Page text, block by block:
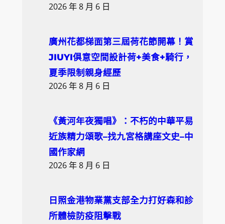
2026 年 8 月 6 日
廣州花都梯面第三屆荷花節開幕！賞
JIUYI俱意空間設計荷+美食+騎行，
夏季限制親身經歷
2026 年 8 月 6 日
《黃河年夜獨唱》：不朽的中華平易
近族精力頌歌–找九宮格講座文史–中
國作家網
2026 年 8 月 6 日
日照金港物業黨支部全力打好森和診
所體檢防疫阻擊戰